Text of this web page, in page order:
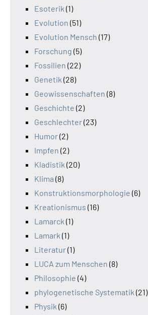
Esoterik (1)
Evolution (51)
Evolution Mensch (17)
Forschung (5)
Fossilien (22)
Genetik (28)
Geowissenschaften (8)
Geschichte (2)
Geschlechter(23)
Humor(2)
Impfen (2)
Kladistik (20)
Klima (8)
Konstruktionsmorphologie (6)
Kreationismus (16)
Lamarck (1)
Lamark (1)
Literatur(1)
LUCA zum Menschen (8)
Philosophie (4)
phylogenetische Systematik (21)
Physik (6)